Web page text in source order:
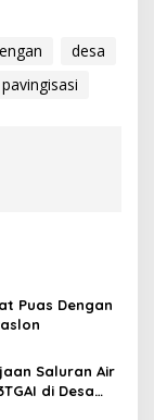
desa
pavingisasi
Puas Dengan
Saluran Air
di Desa